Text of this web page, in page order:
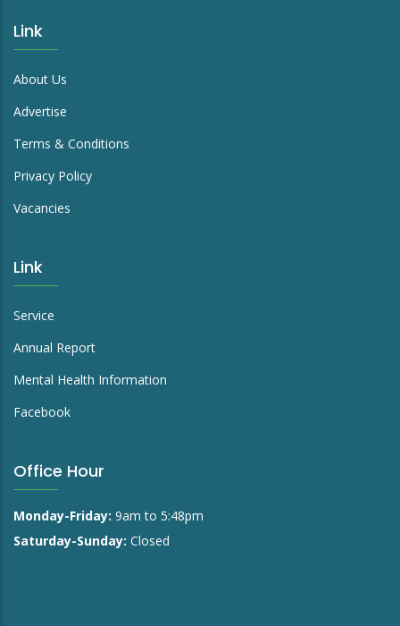
Link
About Us
Advertise
Terms & Conditions
Privacy Policy
Vacancies
Link
Service
Annual Report
Mental Health Information
Facebook
Office Hour
Monday-Friday: 9am to 5:48pm
Saturday-Sunday: Closed